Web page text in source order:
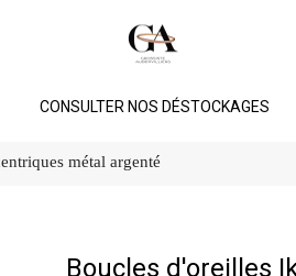
CONSULTER NOS DÉSTOCKAGES
métal argenté
Boucles d'oreilles